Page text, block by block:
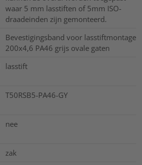
waar 5 mm lasstiften of 5mm ISO-
draadeinden zijn gemonteerd.
Bevestigingsband voor lasstiftmontage
200x4,6 PA46 grijs ovale gaten
lasstift
T50RSB5-PA46-GY
nee
zak